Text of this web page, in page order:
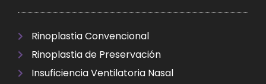
Rinoplastia Convencional
Rinoplastia de Preservación
Insuficiencia Ventilatoria Nasal